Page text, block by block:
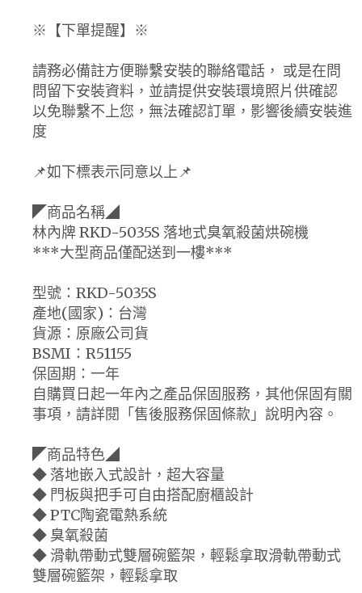
※【下單提醒】※
請務必備註方便聯繫安裝的聯絡電話， 或是在問
問留下安裝資料，並請提供安裝環境照片供確認
以免聯繫不上您，無法確認訂單，影響後續安裝進
度
📌如下標表示同意以上📌
◤商品名稱◢
林內牌 RKD-5035S 落地式臭氧殺菌烘碗機
***大型商品僅配送到一樓***
型號：RKD-5035S
產地(國家)：台灣
貨源：原廠公司貨
BSMI：R51155
保固期：一年
自購買日起一年內之產品保固服務，其他保固有關
事項，請詳閱「售後服務保固條款」說明內容。
◤商品特色◢
◆ 落地嵌入式設計，超大容量
◆ 門板與把手可自由搭配廚櫃設計
◆ PTC陶瓷電熱系統
◆ 臭氧殺菌
◆ 滑軌帶動式雙層碗籃架，輕鬆拿取滑軌帶動式
雙層碗籃架，輕鬆拿取